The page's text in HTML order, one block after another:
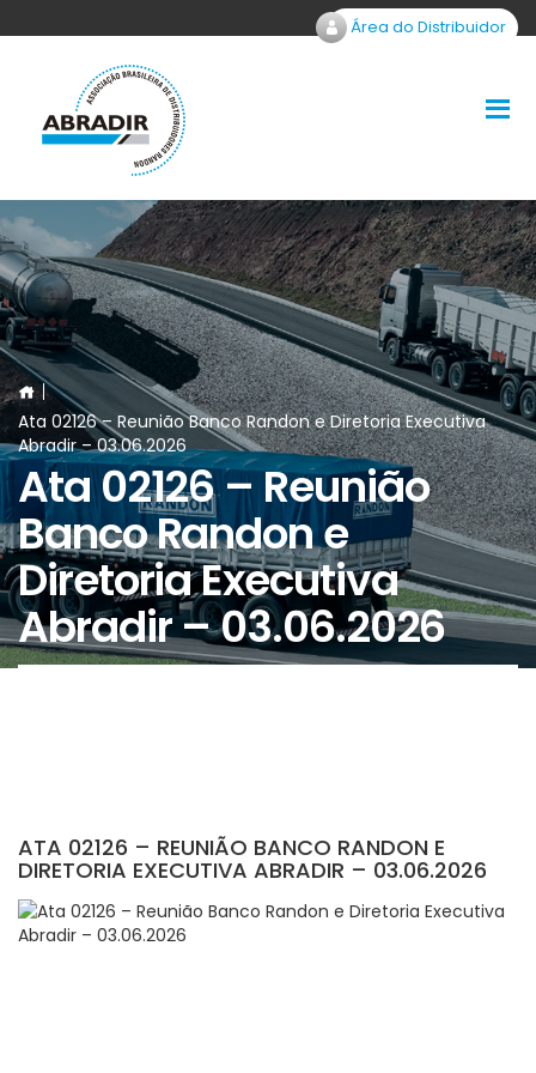
Área do Distribuidor
Ata 02126 – Reunião Banco Randon e Diretoria Executiva
Abradir – 03.06.2026
Ata 02126 – Reunião
Banco Randon e
Diretoria Executiva
Abradir – 03.06.2026
ATA 02126 – REUNIÃO BANCO RANDON E
DIRETORIA EXECUTIVA ABRADIR – 03.06.2026